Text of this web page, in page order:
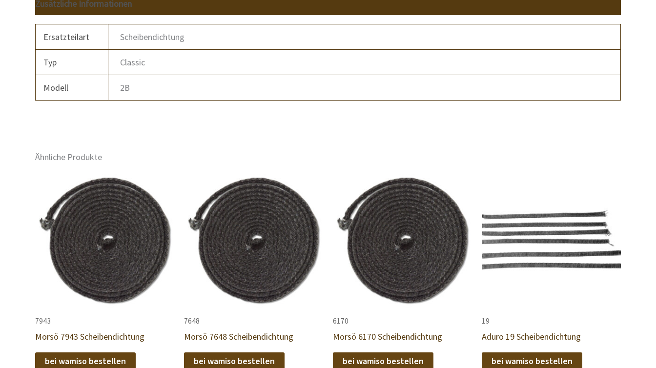
Zusätzliche Informationen
Ersatzteilart Scheibendichtung
Typ Classic
Modell 2B
Ähnliche Produkte
7943
Morsö 7943 Scheibendichtung
bei wamiso bestellen
7648
Morsö 7648 Scheibendichtung
bei wamiso bestellen
6170
Morsö 6170 Scheibendichtung
bei wamiso bestellen
19
Aduro 19 Scheibendichtung
bei wamiso bestellen